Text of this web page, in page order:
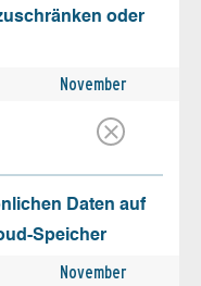
oder
November
Daten auf
Speicher
November